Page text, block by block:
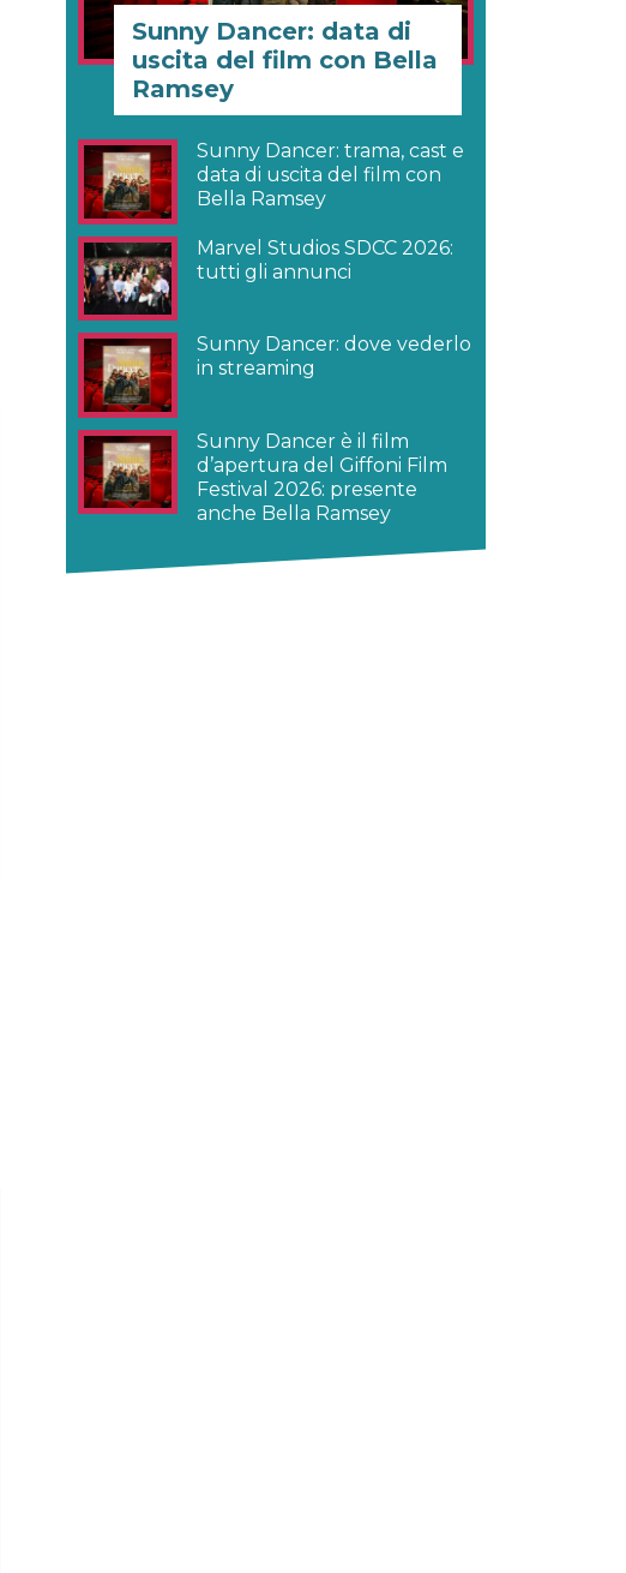
Sunny Dancer: data di
uscita del film con Bella
Ramsey
Sunny Dancer: trama, cast e
data di uscita del film con
Bella Ramsey
Marvel Studios SDCC 2026:
tutti gli annunci
Sunny Dancer: dove vederlo
in streaming
Sunny Dancer è il film
d’apertura del Giffoni Film
Festival 2026: presente
anche Bella Ramsey